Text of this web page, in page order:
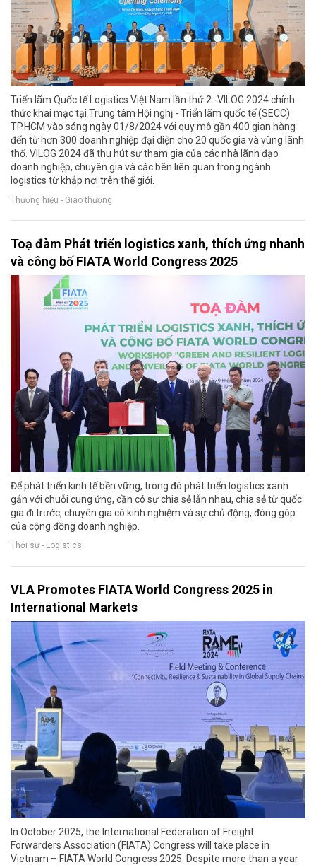
Triển lãm Quốc tế Logistics Việt Nam lần thứ 2 -VILOG 2024 chính
thức khai mạc tại Trung tâm Hội nghị - Triển lãm quốc tế (SECC)
TP.HCM vào sáng ngày 01/8/2024 với quy mô gần 400 gian hàng
đến từ hơn 300 doanh nghiệp đại diện cho 20 quốc gia và vùng lãnh
thổ. VILOG 2024 đã thu hút sự tham gia của các nhà lãnh đạo
doanh nghiệp, chuyên gia và các bên liên quan trong ngành
logistics từ khắp nơi trên thế giới.
Thương hiệu - Giao thương
Toạ đàm Phát triển logistics xanh, thích ứng nhanh
và công bố FIATA World Congress 2025
Để phát triển kinh tế bền vững, trong đó phát triển logistics xanh
gắn với chuỗi cung ứng, cần có sự chia sẻ lẫn nhau, chia sẻ từ quốc
gia đi trước, chuyên gia có kinh nghiệm và sự chủ động, đóng góp
của cộng đồng doanh nghiệp.
Thời sự - Logistics
VLA Promotes FIATA World Congress 2025 in
International Markets
In October 2025, the International Federation of Freight
Forwarders Association (FIATA) Congress will take place in
Vietnam – FIATA World Congress 2025. Despite more than a year